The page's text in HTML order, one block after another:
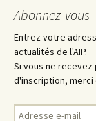
Abonnez-vous
Entrez votre
actualités de l'AIP.
Si vous ne recevez
d'inscription, merci
Adresse